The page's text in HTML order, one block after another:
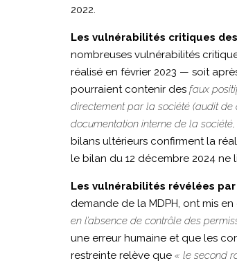
2022.
Les vulnérabilités critiques
nombreuses vulnérabilités
réalisé en février 2023 — soit
pourraient contenir des faux
directement par la société (audit de
documentation interne de la
bilans ultérieurs confirment la
le bilan du 12 décembre 2024
Les vulnérabilités révélées par
demande de la MDPH, ont mis
en l’absence de contrôle des
une erreur humaine et que les
restreinte relève que « le second